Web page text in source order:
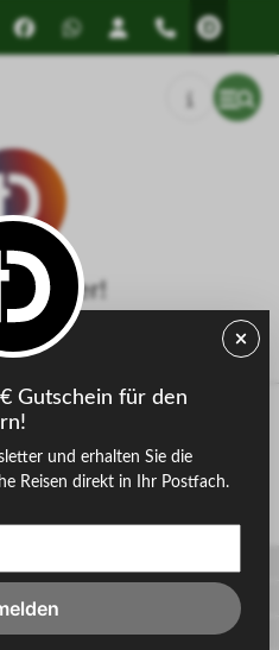
Fehler!
nicht gefunden werden.
Startseite
Gutschein für den
und erhalten Sie die
Reisen direkt in Ihr Postfach.